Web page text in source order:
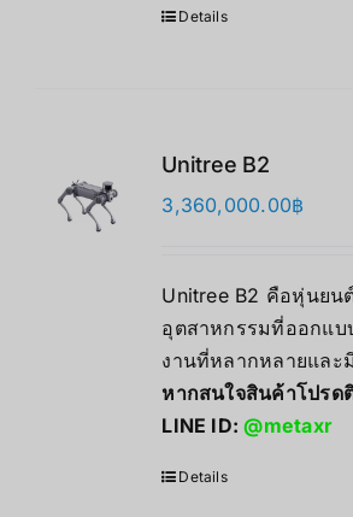
Details
Unitree B2
3,360,000.00฿
Unitree B2 คือหุ่นยน
อุตสาหกรรมที่ออกแบ
งานที่หลากหลายและ
หากสนใจสินค้าโปรด
LINE ID:@metaxr
Details